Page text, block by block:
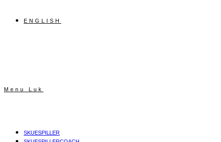
ENGLISH
Menu Luk
SKUESPILLER